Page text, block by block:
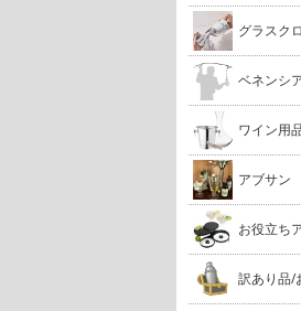
グラスク
ベネンシ
ワイン用
アブサン
お役立ち
訳あり品/